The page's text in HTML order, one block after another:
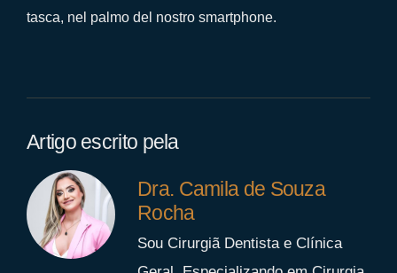
tasca, nel palmo del nostro smartphone.
Artigo escrito pela
Dra. Camila de Souza
Rocha
Sou Cirurgiã Dentista e Clínica